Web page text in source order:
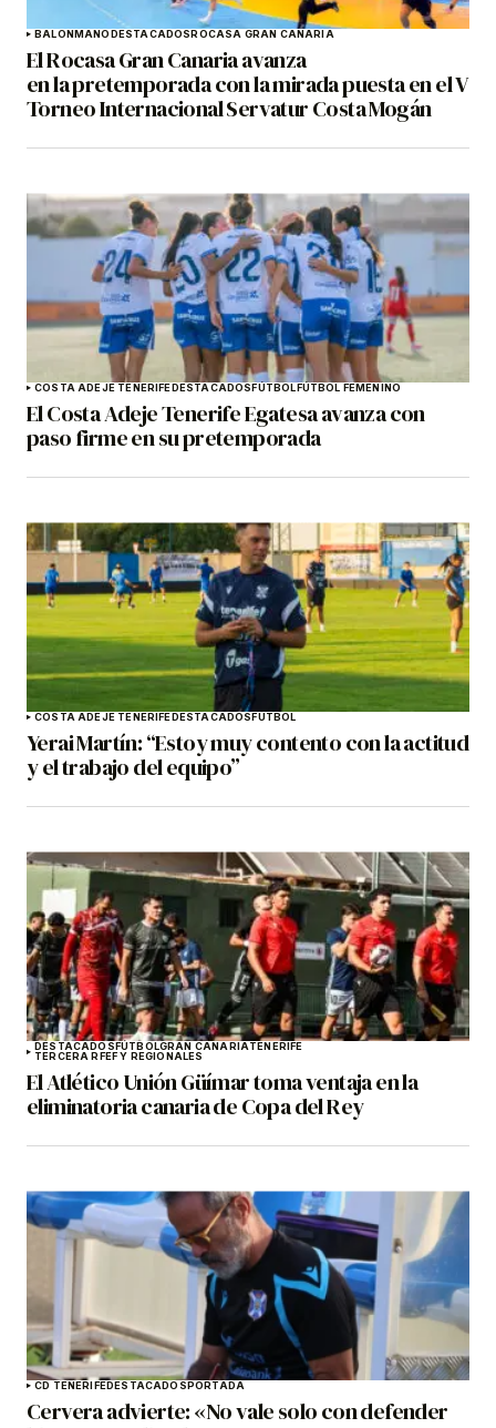
BALONMANO DESTACADOS ROCASA GRAN CANARIA
El Rocasa Gran Canaria avanza
en la pretemporada con la mirada puesta en el V
Torneo Internacional Servatur Costa Mogán
COSTA ADEJE TENERIFE DESTACADOS FÚTBOL FÚTBOL FEMENINO
El Costa Adeje Tenerife Egatesa avanza con
paso firme en su pretemporada
COSTA ADEJE TENERIFE DESTACADOS FÚTBOL
Yerai Martín: “Estoy muy contento con la actitud
y el trabajo del equipo”
DESTACADOS FÚTBOLGRAN CANARIATENERIFE
TERCERA RFEF Y REGIONALES
El Atlético Unión Güímar toma ventaja en la
eliminatoria canaria de Copa del Rey
CD TENERIFEDESTACADOS PORTADA
Cervera advierte: «No vale solo con defender